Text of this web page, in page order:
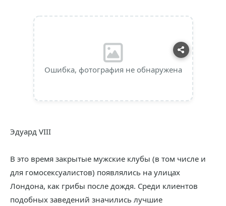
Ошибка, фотография не обнаружена
Эдуард VIII
В это время закрытые мужские клубы (в том числе и
для гомосексуалистов) появлялись на улицах
Лондона, как грибы после дождя. Среди клиентов
подобных заведений значились лучшие